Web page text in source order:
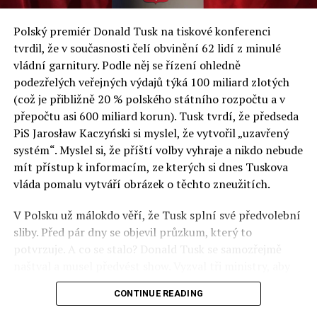
a východní Evropě.
Otázky spojené s vývojem umělé inteligence budou na
fóru AI zvláště diskutovanou oblastí. Fórum AI bude
zahrnovat vyhrazenou tematickou trať skládající se z
panelů, prezentací, workshopů a speciálních akcí.
Budou diskutovány klíčové otázky vlivu umělé
inteligence ve společnosti, ale i v sektoru veřejných a
komerčních služeb. Budou se diskutovat problémy a
výzvy, kterým bude muset trh čelit tváří v tvář zásadním
technologickým změnám. Účastníci fóra také zváží, do
technologií umělé inteligence v mnoha oblastech života
umožní Evropské unii obnovit konkurenceschopnost ve
vztahu ke globálním ekonomikám a nutnosti zajistit
Polský premiér Donald Tusk na tiskové konferenci
tvrdil, že v současnosti čelí obvinění 62 lidí z minulé
vládní garnitury. Podle něj se řízení ohledně
podezřelých veřejných výdajů týká 100 miliard zlotých
(což je přibližně 20 % polského státního rozpočtu a v
přepočtu asi 600 miliard korun). Tusk tvrdí, že předseda
PiS Jarosław Kaczyński si myslel, že vytvořil „uzavřený
systém“. Myslel si, že příští volby vyhraje a nikdo nebude
mít přístup k informacím, ze kterých si dnes Tuskova
vláda pomalu vytváří obrázek o těchto zneužitích.
V Polsku už málokdo věří, že Tusk splní své předvolební
sliby. Před pár dny se objevil průzkum, který to
potvrzuje. A co se stalo? Donald Tusk se samozřejmě
před kamerami podepsali dohodu o stíhání členů PiS, a
ti poslušně ono divadlo předvedli. Andrzej Domański
CONTINUE READING